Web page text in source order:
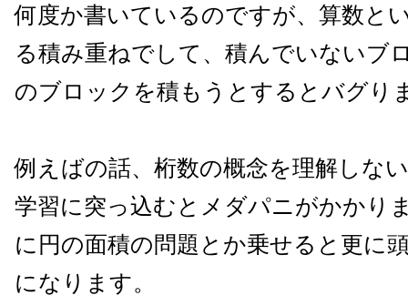
何度か書いているのですが、算数と
る積み重ねでして、積んでいないブ
のブロックを積もうとするとバグり
例えばの話、桁数の概念を理解しな
学習に突っ込むとメダパニがかかり
に円の面積の問題とか乗せると更に
になります。